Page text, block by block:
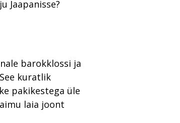
Jaapanisse?
barokklossi ja
kuratlik
pakikestega üle
laia joont